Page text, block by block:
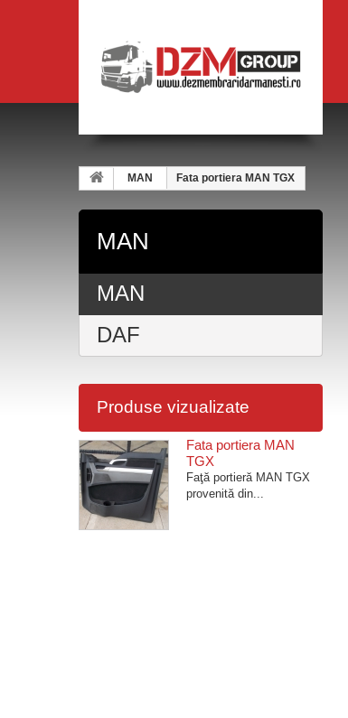
MAN Fata portiera MAN TGX
MAN
MAN
DAF
Produse vizualizate
Fata portiera MAN
TGX
Faţă portieră MAN TGX
provenită din...